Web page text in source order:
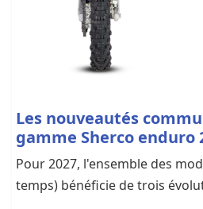
Les nouveautés
gamme Sherco enduro
Pour 2027, l'ensemble des
temps) bénéficie de trois